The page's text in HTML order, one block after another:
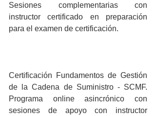
Sesiones complementarias con
instructor certificado en preparación
para el examen de certificación.
Certificación Fundamentos de Gestión
de la Cadena de Suministro - SCMF.
Programa online asincrónico con
sesiones de apoyo con instructor